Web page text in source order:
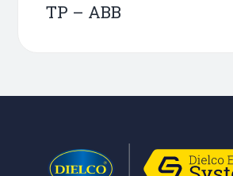
TP – ABB